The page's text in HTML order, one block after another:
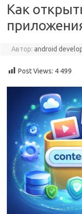
Как
Автор: android
Post Views: 4 499